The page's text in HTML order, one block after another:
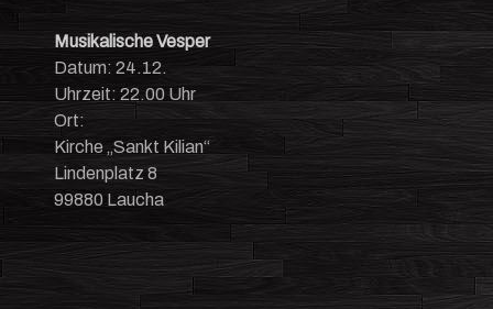
Musikalische Vesper
Datum: 24.12.
Uhrzeit: 22.00 Uhr
Ort:
Kirche „Sankt Kilian“
Lindenplatz 8
99880 Laucha